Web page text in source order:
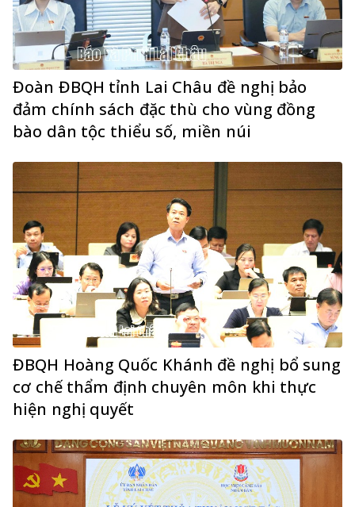
Đoàn ĐBQH tỉnh Lai Châu đề nghị bảo
đảm chính sách đặc thù cho vùng đồng
bào dân tộc thiểu số, miền núi
ĐBQH Hoàng Quốc Khánh đề nghị bổ sung
cơ chế thẩm định chuyên môn khi thực
hiện nghị quyết